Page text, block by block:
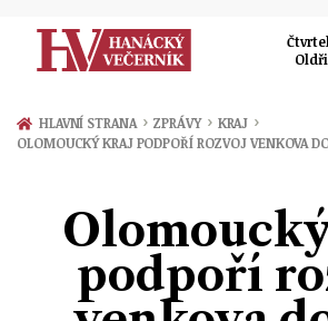
Zprávy
Prostějov
Přerov
Politika
Ekonomika
Kultura
Hudba
Společnost
Sport
HLAVNÍ STRANA › ZPRÁVY › KRAJ ›
OLOMOUCKÝ KRAJ PODPOŘÍ ROZVOJ VENKOVA
podpoří